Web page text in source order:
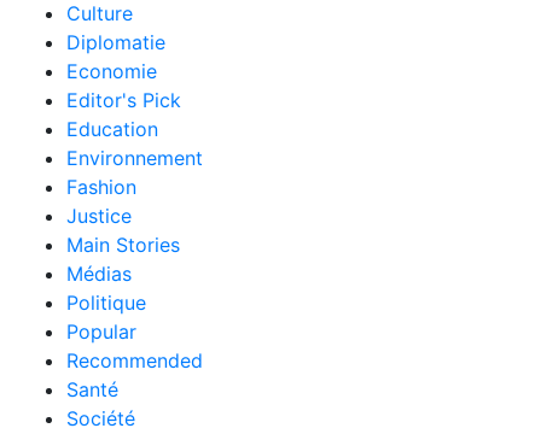
Culture
Diplomatie
Economie
Editor's Pick
Education
Environnement
Fashion
Justice
Main Stories
Médias
Politique
Popular
Recommended
Santé
Société